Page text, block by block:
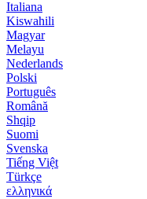
Italiana
Kiswahili
Magyar
Melayu
Nederlands
Polski
Português
Română
Shqip
Suomi
Svenska
Tiếng Việt
Türkçe
ελληνικά